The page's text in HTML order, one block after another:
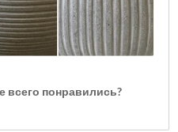
всего понравились?